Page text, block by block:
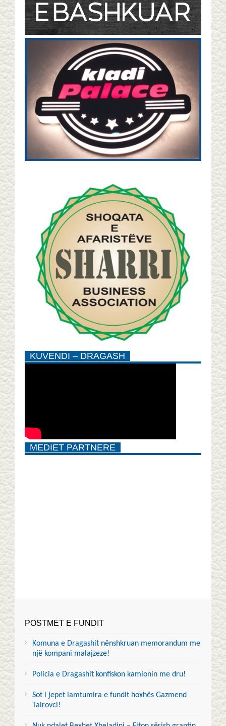
KUVENDI – DRAGASH
MEDIET PARTNERE
POSTMET E FUNDIT
Komuna e Dragashit nënshkruan memorandum me
një kompani malajzeze!
Policia e Dragashit konfiskon kamionin me dru!
Sot i jepet lamtumira e fundit hoxhës Gazmend
Tairovci!